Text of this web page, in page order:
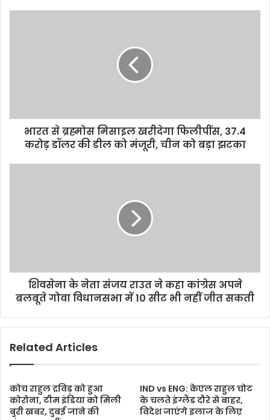
भारत से ब्रह्मोस मिसाइल खरीदेगा फिलीपींस, 37.4
करोड़ डॉलर की डील को मंजूरी, चीन को बड़ा झटका
शिवसेना के नेता संजय राउत ने कहा कांग्रेस अपने
बलबूते गोवा विधानसभा में 10 सीट भी नहीं जीत सकती
Related Articles
कोच राहुल द्रविड़ को हुआ
कोरोना, टीम इंडिया को मिली
बुरी खबर, दुबई जाने की
IND vs ENG: केएल राहुल चोट
के चलते इंग्लैंड दौरे से बाहर,
विदेश जाएंगे इलाज के लिए